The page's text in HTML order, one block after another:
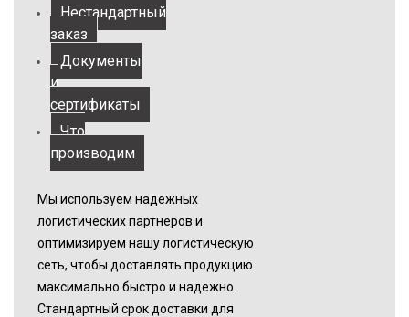
Нестандартный
заказ
Документы
и
сертификаты
Что
производим
Мы используем надежных
логистических партнеров и
оптимизируем нашу логистическую
сеть, чтобы доставлять продукцию
максимально быстро и надежно.
Стандартный срок доставки для